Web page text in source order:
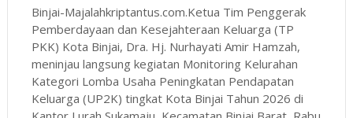
Binjai-Majalahkriptantus.com.Ketua Tim Penggerak
Pemberdayaan dan Kesejahteraan Keluarga (TP
PKK) Kota Binjai, Dra. Hj. Nurhayati Amir Hamzah,
meninjau langsung kegiatan Monitoring Kelurahan
Kategori Lomba Usaha Peningkatan Pendapatan
Keluarga (UP2K) tingkat Kota Binjai Tahun 2026 di